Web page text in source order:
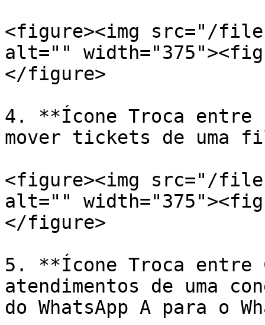
<figure><img src="/files/
alt=""
</figure>
4. **Ícone Troca entre
mover tickets de uma
<figure><img src="/
alt=""
</figure>
5. **Ícone Troca entre
atendimentos de uma
do WhatsApp A para o